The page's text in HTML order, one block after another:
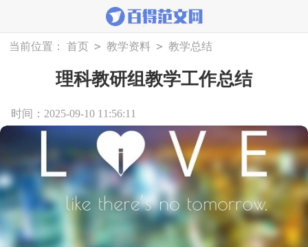
当前位置： 首页 > 教学资料 > 教学总结
理科教研组教学工作总结
时间：2025-09-10 11:56:11